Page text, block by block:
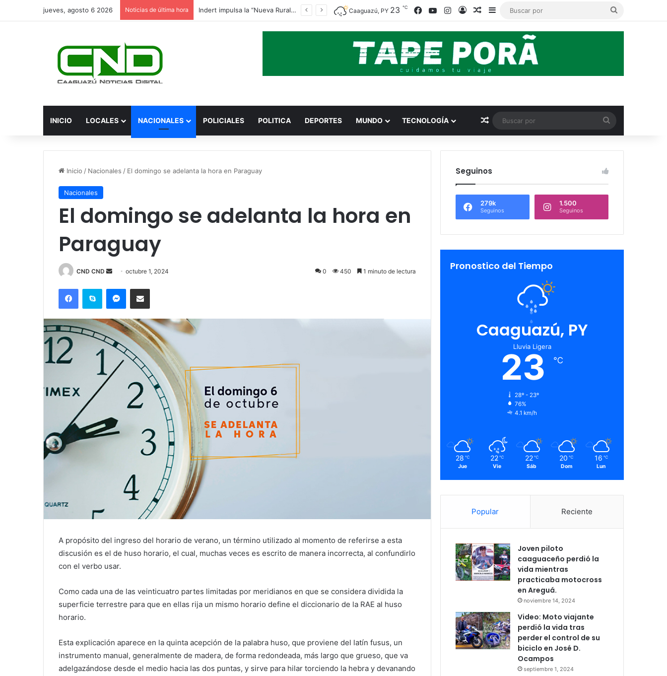
jueves, agosto 6 2026 Noticias de última hora Indert impulsa la “Nueva Ruralidad” para garantizar la titulación de tierras a familias campesinas. Caaguazú, PY 23 ℃ Facebook
YouTubeInstagram
AccesoPublicación al azar
Barra lateral
INICIO LOCALES NACIONALES POLICIALES POLITICA DEPORTES MUNDO TECNOLOGÍA Publicación al azar
por
Inicio / Nacionales / El domingo se adelanta la hora en Paraguay
Nacionales
El domingo se adelanta la hora en
Paraguay
CND CND
Send
email
octubre 1, 2024 0 450 1 minuto de lectura
FacebookSkype MessengerCompartir por correo electrónico
A propósito del ingreso del horario de verano, un término utilizado al momento de referirse a esta
discusión es el de huso horario, el cual, muchas veces es escrito de manera incorrecta, al confundirlo
con el verbo usar.
Como cada una de las veinticuatro partes limitadas por meridianos en que se considera dividida la
superficie terrestre para que en ellas rija un mismo horario define el diccionario de la RAE al huso
horario.
Esta explicación aparece en la quinta acepción de la palabra huso, que proviene del latín fusus, un
instrumento manual, generalmente de madera, de forma redondeada, más largo que grueso, que va
adelgazándose desde el medio hacia las dos puntas, y sirve para hilar torciendo la hebra y devanando
Seguinos
279k
Seguinos
1.500
Seguinos
Pronostico del Tiempo
Caaguazú, PY
Lluvia Ligera
23 ℃
28º - 23º
76%
4.1 km/h
28 ℃
Jue
22 ℃
Vie
22 ℃
Sáb
20 ℃
Dom
16 ℃
Lun
Popular Reciente
Joven piloto
caaguaceño perdió la
vida mientras
practicaba motocross
en Areguá.
noviembre 14, 2024
Video: Moto viajante
perdió la vida tras
perder el control de su
biciclo en José D.
Ocampos
septiembre 1, 2024